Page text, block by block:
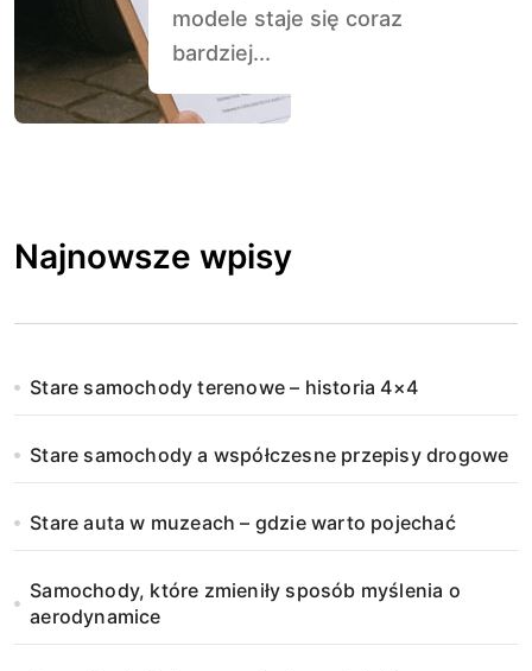
modele staje się coraz
bardziej...
Najnowsze wpisy
Stare samochody terenowe – historia 4×4
Stare samochody a współczesne przepisy drogowe
Stare auta w muzeach – gdzie warto pojechać
Samochody, które zmieniły sposób myślenia o
aerodynamice